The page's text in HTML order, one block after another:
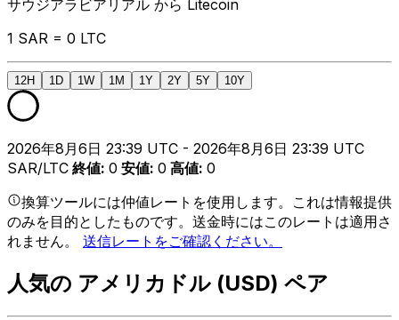
サウジアラビアリアル から Litecoin
1 SAR = 0 LTC
12H 1D 1W 1M 1Y 2Y 5Y 10Y
2026年8月6日 23:39 UTC - 2026年8月6日 23:39 UTC
SAR/LTC 終値: 0 安値: 0 高値: 0
換算ツールには仲値レートを使用します。これは情報提供
のみを目的としたものです。送金時にはこのレートは適用さ
れません。 送信レートをご確認ください。
人気の アメリカドル (USD) ペア